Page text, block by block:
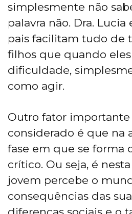
simplesmente não
palavra não. Dra.
pais facilitam tudo de
filhos que quando
dificuldade,
como agir.
Outro fator importante
considerado é que na
fase em que se forma
crítico. Ou seja, é
jovem percebe o
consequências das